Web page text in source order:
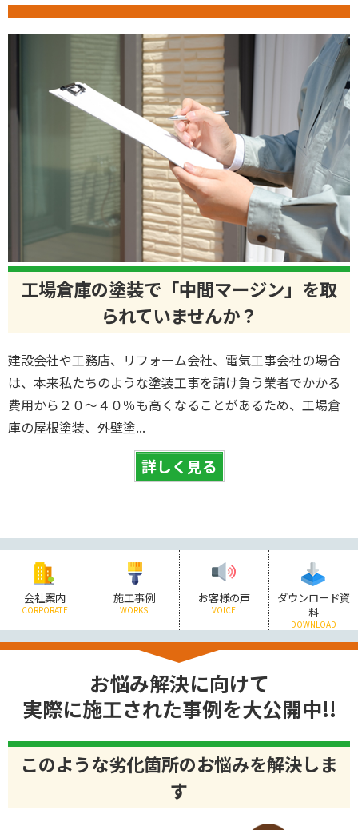
工場倉庫の塗装で「中間マージン」を取
られていませんか？
建設会社や工務店、リフォーム会社、電気工事会社の場合
は、本来私たちのような塗装工事を請け負う業者でかかる
費用から２０～４０％も高くなることがあるため、工場倉
庫の屋根塗装、外壁塗...
詳しく見る
会社案内
CORPORATE
施工事例
WORKS
お客様の声
VOICE
ダウンロード資
料
DOWNLOAD
お悩み解決に向けて
実際に施工された事例を大公開中!!
このような劣化箇所のお悩みを解決しま
す